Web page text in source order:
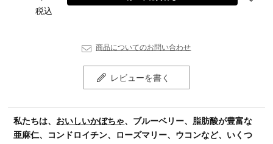
税込
商品についてのお問い合わせ
レビューを書く
私たちは、 おいしいかぼちゃ、ブルーベリー、脂肪酸が豊富な
亜麻仁、コンドロイチン、ローズマリー、ウコンなど、いくつ